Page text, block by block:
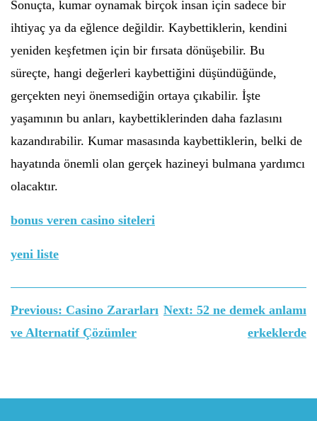
Sonuçta, kumar oynamak birçok insan için sadece bir
ihtiyaç ya da eğlence değildir. Kaybettiklerin, kendini
yeniden keşfetmen için bir fırsata dönüşebilir. Bu
süreçte, hangi değerleri kaybettiğini düşündüğünde,
gerçekten neyi önemsediğin ortaya çıkabilir. İşte
yaşamının bu anları, kaybettiklerinden daha fazlasını
kazandırabilir. Kumar masasında kaybettiklerin, belki de
hayatında önemli olan gerçek hazineyi bulmana yardımcı
olacaktır.
bonus veren casino siteleri
yeni liste
Yazı
gezinmesi
Previous: Casino Zararları
ve Alternatif Çözümler
Next: 52 ne demek anlamı
erkeklerde